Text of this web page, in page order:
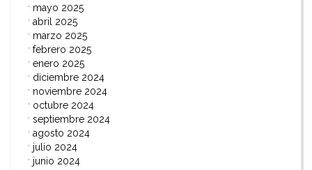
mayo 2025
abril 2025
marzo 2025
febrero 2025
enero 2025
diciembre 2024
noviembre 2024
octubre 2024
septiembre 2024
agosto 2024
julio 2024
junio 2024